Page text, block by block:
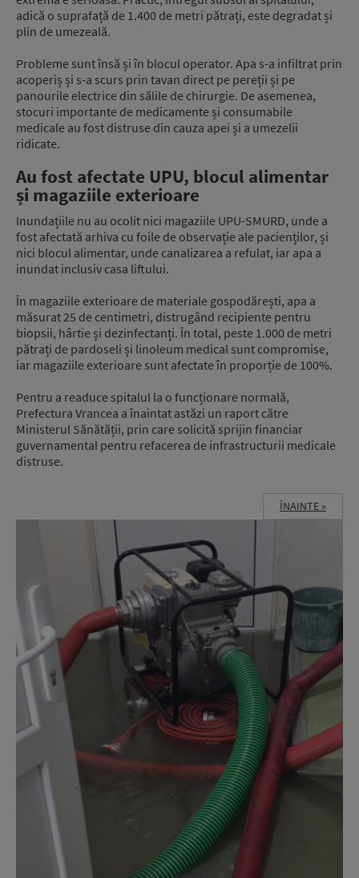
adică o suprafață de 1.400 de metri pătrați, este degradat și
plin de umezeală.
Probleme sunt însă și în blocul operator. Apa s-a infiltrat prin
acoperiș și s-a scurs prin tavan direct pe pereții și pe
panourile electrice din sălile de chirurgie. De asemenea,
stocuri importante de medicamente și consumabile
medicale au fost distruse din cauza apei și a umezelii
ridicate.
Au fost afectate UPU, blocul alimentar
și magaziile exterioare
Inundațiile nu au ocolit nici magaziile UPU-SMURD, unde a
fost afectată arhiva cu foile de observație ale pacienților, și
nici blocul alimentar, unde canalizarea a refulat, iar apa a
inundat inclusiv casa liftului.
În magaziile exterioare de materiale gospodărești, apa a
măsurat 25 de centimetri, distrugând recipiente pentru
biopsii, hârtie și dezinfectanți. În total, peste 1.000 de metri
pătrați de pardoseli și linoleum medical sunt compromise,
iar magaziile exterioare sunt afectate în proporție de 100%.
Pentru a readuce spitalul la o funcționare normală,
Prefectura Vrancea a înaintat astăzi un raport către
Ministerul Sănătății, prin care solicită sprijin financiar
guvernamental pentru refacerea de infrastructurii medicale
distruse.
ÎNAINTE »